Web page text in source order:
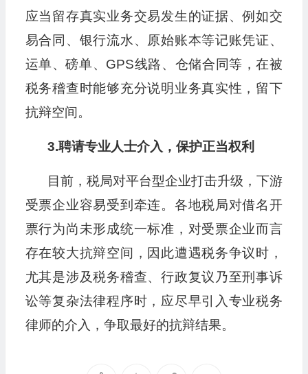
应当留存真实业务交易发生的证据、例如交
易合同、银行流水、原始账本等记账凭证、
运单、磅单、GPS线路、仓储合同等，在被
税务稽查时能够充分说明业务真实性，留下
抗辩空间。
3.聘请专业人士介入，保护正当权利
目前，税局对平台型企业打击升级，下游
受票企业容易受到牵连。各地税局对借名开
票行为尚未形成统一标准，对受票企业而言
存在较大抗辩空间，因此遭遇税务争议时，
尤其是涉及税务稽查、行政复议乃至刑事诉
讼等复杂法律程序时，应尽早引入专业税务
律师的介入，争取最好的抗辩结果。